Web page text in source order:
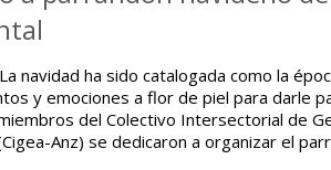
navidad ha sido catalogada como la
y emociones a flor de piel para darle
del Colectivo Intersectorial de
Anz) se dedicaron a organizar el